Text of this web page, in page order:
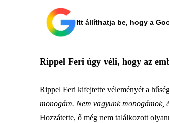
Itt állíthatja be, hogy a
Rippel Feri úgy véli, hogy az
Rippel Feri kifejtette véleményét a
monogám. Nem vagyunk monogámok,
Hozzátette, ő még nem találkozott